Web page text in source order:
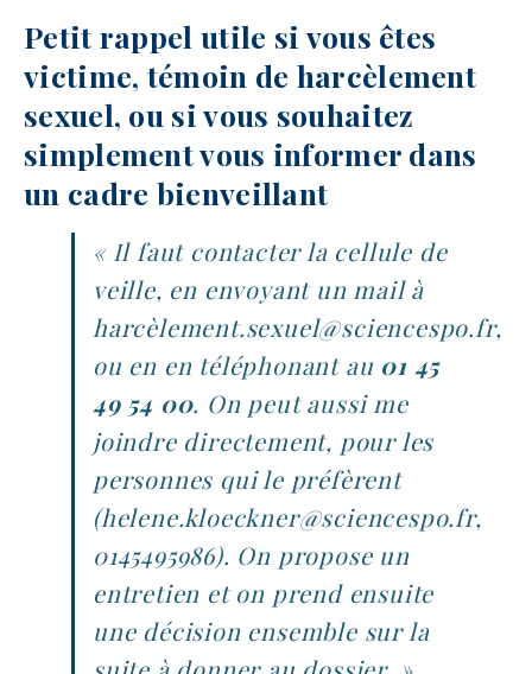
Petit rappel utile si vous êtes
victime, témoin de harcèlement
sexuel, ou si vous souhaitez
simplement vous informer dans
un cadre bienveillant
« Il faut contacter la cellule de
veille, en envoyant un mail à
harcèlement.sexuel@sciencespo.fr,
ou en en téléphonant au 01 45
49 54 00. On peut aussi me
joindre directement, pour les
personnes qui le préfèrent
(helene.kloeckner@sciencespo.fr,
0145495986). On propose un
entretien et on prend ensuite
une décision ensemble sur la